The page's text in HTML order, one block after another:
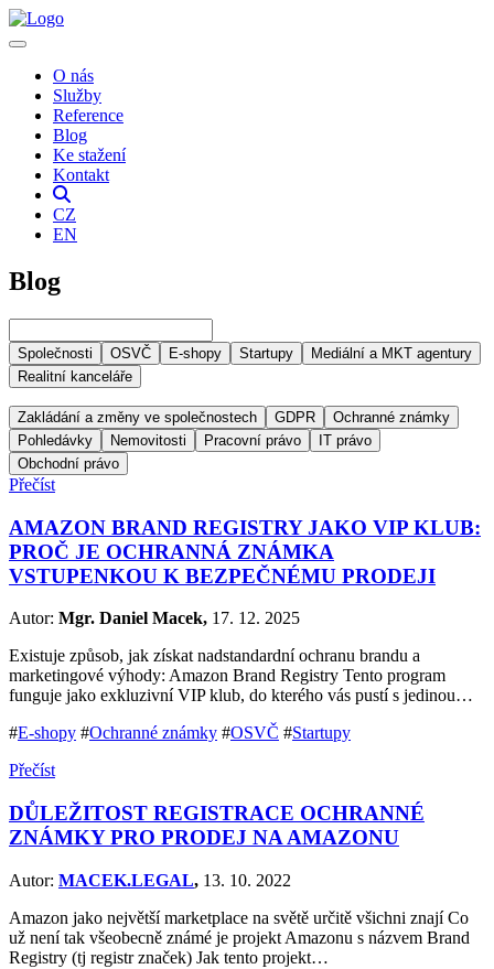
O nás
Služby
Reference
Blog
Ke stažení
Kontakt
CZ
EN
Blog
Společnosti OSVČ E-shopy Startupy
Mediální a MKT agentury
Realitní kanceláře
Zakládání a změny ve společnostech GDPR
Ochranné známky
Pohledávky
Nemovitosti Pracovní právo
IT právo
Obchodní právo
Přečíst
AMAZON BRAND REGISTRY JAKO VIP KLUB:
PROČ JE OCHRANNÁ ZNÁMKA
VSTUPENKOU K BEZPEČNÉMU PRODEJI
Autor: Mgr. Daniel Macek, 17. 12. 2025
Existuje způsob, jak získat nadstandardní ochranu brandu a
marketingové výhody: Amazon Brand Registry Tento program
funguje jako exkluzivní VIP klub, do kterého vás pustí s jedinou…
#E-shopy #Ochranné známky #OSVČ #Startupy
Přečíst
DŮLEŽITOST REGISTRACE OCHRANNÉ
ZNÁMKY PRO PRODEJ NA AMAZONU
Autor: MACEK.LEGAL, 13. 10. 2022
Amazon jako největší marketplace na světě určitě všichni znají Co
už není tak všeobecně známé je projekt Amazonu s názvem Brand
Registry (tj registr značek) Jak tento projekt…